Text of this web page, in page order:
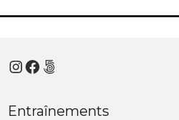
Instagram
Facebook
500px
Entraînements